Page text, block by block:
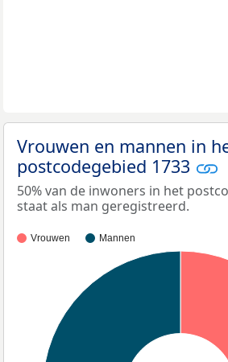
Vrouwen en mannen in
postcodegebied 1733
50% van de inwoners in het
staat als man geregistreerd.
Vrouwen Mannen